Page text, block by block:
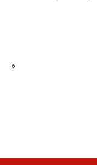
»